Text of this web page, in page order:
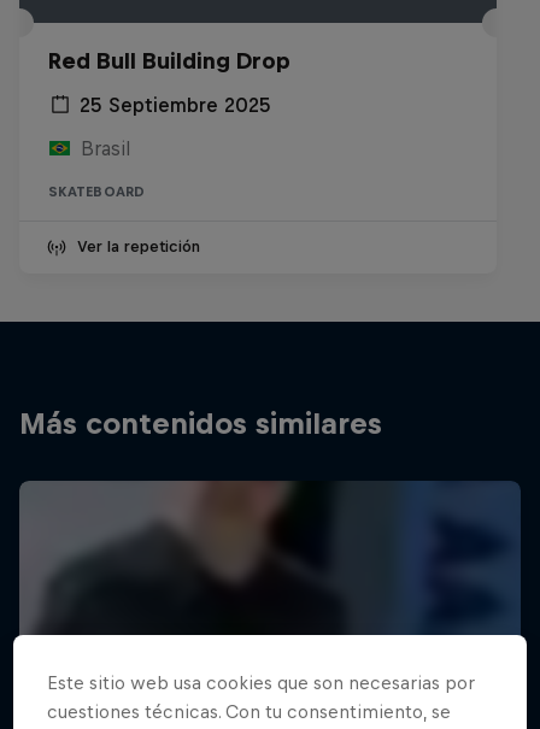
Red Bull Building Drop
25 Septiembre 2025
Brasil
SKATEBOARD
Ver la repetición
Más contenidos similares
Este sitio web usa cookies que son necesarias por
cuestiones técnicas. Con tu consentimiento, se